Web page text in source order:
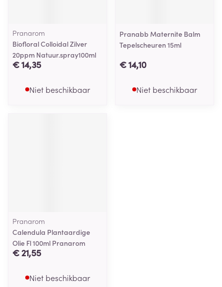
Pranarom
Biofloral Colloidal Zilver
20ppm Natuur.spray100ml
€ 14,35
Niet beschikbaar
Pranabb Maternite Balm
Tepelscheuren 15ml
€ 14,10
Niet beschikbaar
Pranarom
Calendula Plantaardige
Olie Fl 100ml Pranarom
€ 21,55
Niet beschikbaar